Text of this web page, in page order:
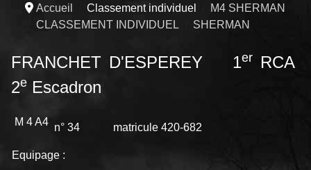
Accueil Classement individuel
M4 SHERMAN
CLASSEMENT INDIVIDUEL
SHERMAN
FRANCHET D'ESPEREY 1er
RCA
2e Escadron
M 4 A4 n° 34 matricule 420-682
Equipage :